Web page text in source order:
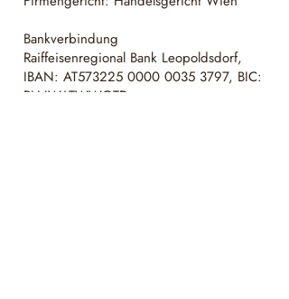
Bankverbindung
Raiffeisenregional Bank Leopoldsdorf,
IBAN: AT573225 0000 0035 3797, BIC:
RLNWATWWGTD